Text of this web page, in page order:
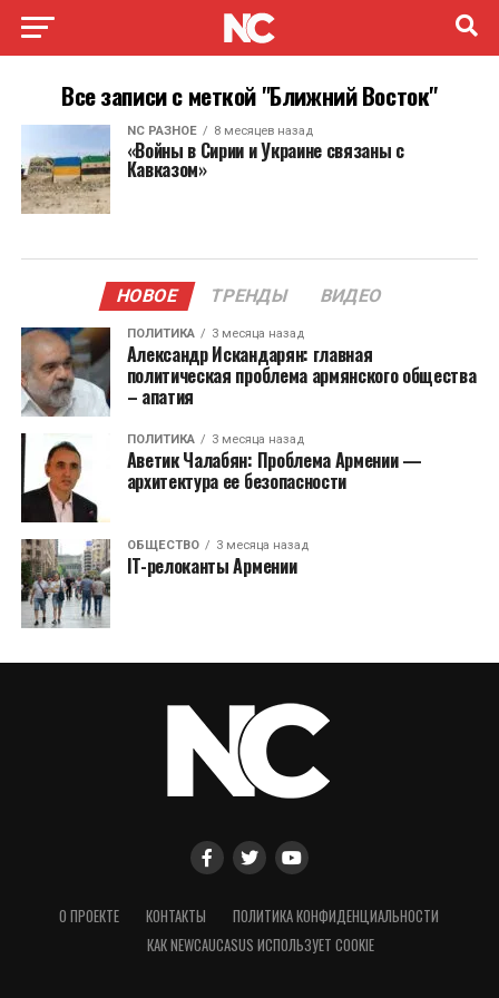
Все записи с меткой "Ближний Восток"
NC РАЗНОЕ 8 месяцев назад
«Войны в Сирии и Украине связаны с
Кавказом»
НОВОЕ ТРЕНДЫ ВИДЕО
ПОЛИТИКА 3 месяца назад
Александр Искандарян: главная
политическая проблема армянского общества
– апатия
ПОЛИТИКА 3 месяца назад
Аветик Чалабян: Проблема Армении —
архитектура ее безопасности
ОБЩЕСТВО 3 месяца назад
IT-релоканты Армении
О ПРОЕКТЕ КОНТАКТЫ
ПОЛИТИКА КОНФИДЕНЦИАЛЬНОСТИ
КАК NEWCAUCASUS ИСПОЛЬЗУЕТ COOKIE